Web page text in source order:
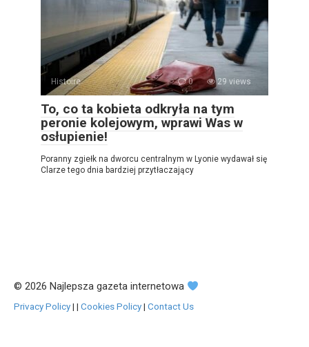
Histoire 0 29 views
To, co ta kobieta odkryła na tym
peronie kolejowym, wprawi Was w
osłupienie!
Poranny zgiełk na dworcu centralnym w Lyonie wydawał się
Clarze tego dnia bardziej przytłaczający
© 2026 Najlepsza gazeta internetowa
Privacy Policy| | Cookies Policy| Contact Us